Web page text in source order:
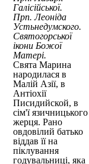
Галісійської.
Прп. Леоніда
Устьнедумского.
Святогорської
ікони Божої
Матері.
Свята Марина
народилася в
Малій Азії, в
Антіохії
Писидийской, в
сім'ї язичницького
жерця. Рано
овдовілий батько
віддав її на
піклування
годувальниці, яка